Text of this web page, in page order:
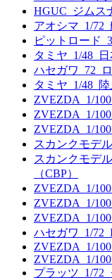
HGUC_ジムス
アオシマ_1/
ピットロード
タミヤ_1/48_
ハセガワ_72_
タミヤ_1/48_
ZVEZDA_1/
ZVEZDA_1/
ZVEZDA_1/
スカンクモデ
スカンクモデ
（CBP）
ZVEZDA_1/
ZVEZDA_1/
ZVEZDA_1/
ハセガワ_1/
ZVEZDA_1/
ZVEZDA_1/
プラッツ_1/